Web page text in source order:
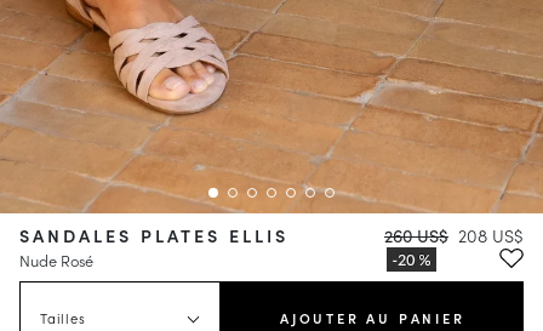
SANDALES PLATES ELLIS
Nude Rosé
260 US$ 208 US$
Tailles AJOUTER AU PANIER